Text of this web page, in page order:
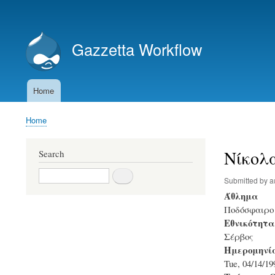
account
menu
Gazzetta Workflow
MainHome
Breadcrumb
Home
Submitted by
Άθλημα
Ποδόσφαιρο
Εθνικότητα
Σέρβος
Tue, 04/14/
Search
Search